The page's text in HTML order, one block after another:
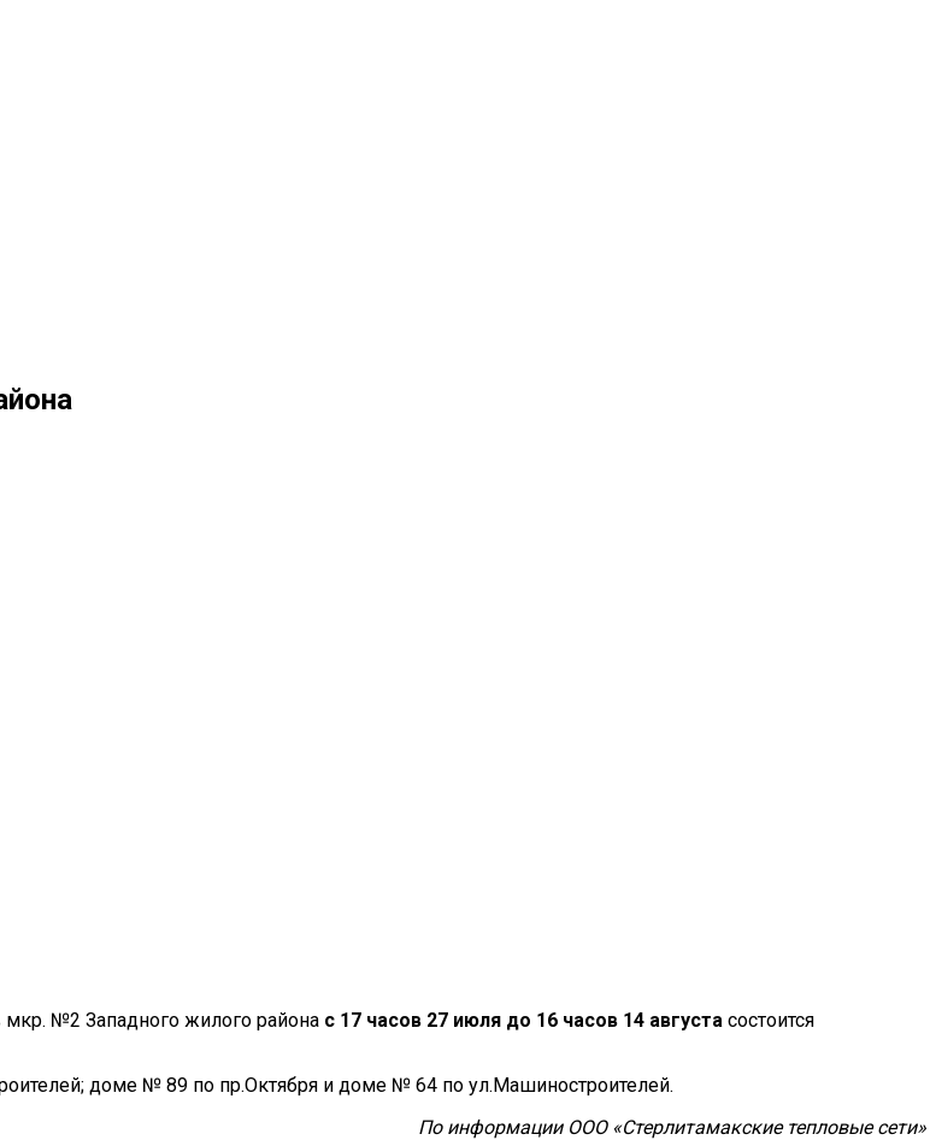
мкр. №2 Западного жилого района с 17 часов 27 июля до 16 часов 14 августа состоится
доме № 89 по пр.Октября и доме № 64 по ул.Машиностроителей.
По информации ООО «Стерлитамакские тепловые сети»